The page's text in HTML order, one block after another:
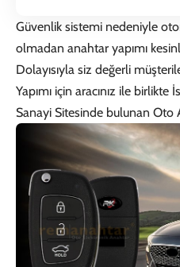
Güvenlik sistemi nedeniyle
olmadan anahtar yapımı
Dolayısıyla siz değerli
Yapımı için aracınız ile
Sanayi Sitesinde bulunan Oto